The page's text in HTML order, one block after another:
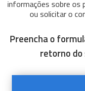
informações sobre os
ou solicitar o
Preencha o
retorno